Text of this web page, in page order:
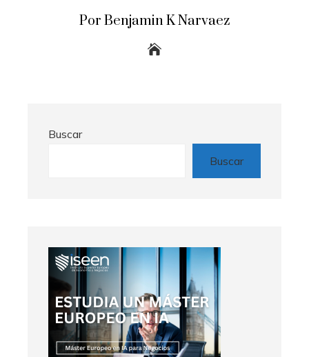
Por Benjamin K Narvaez
Buscar
Buscar